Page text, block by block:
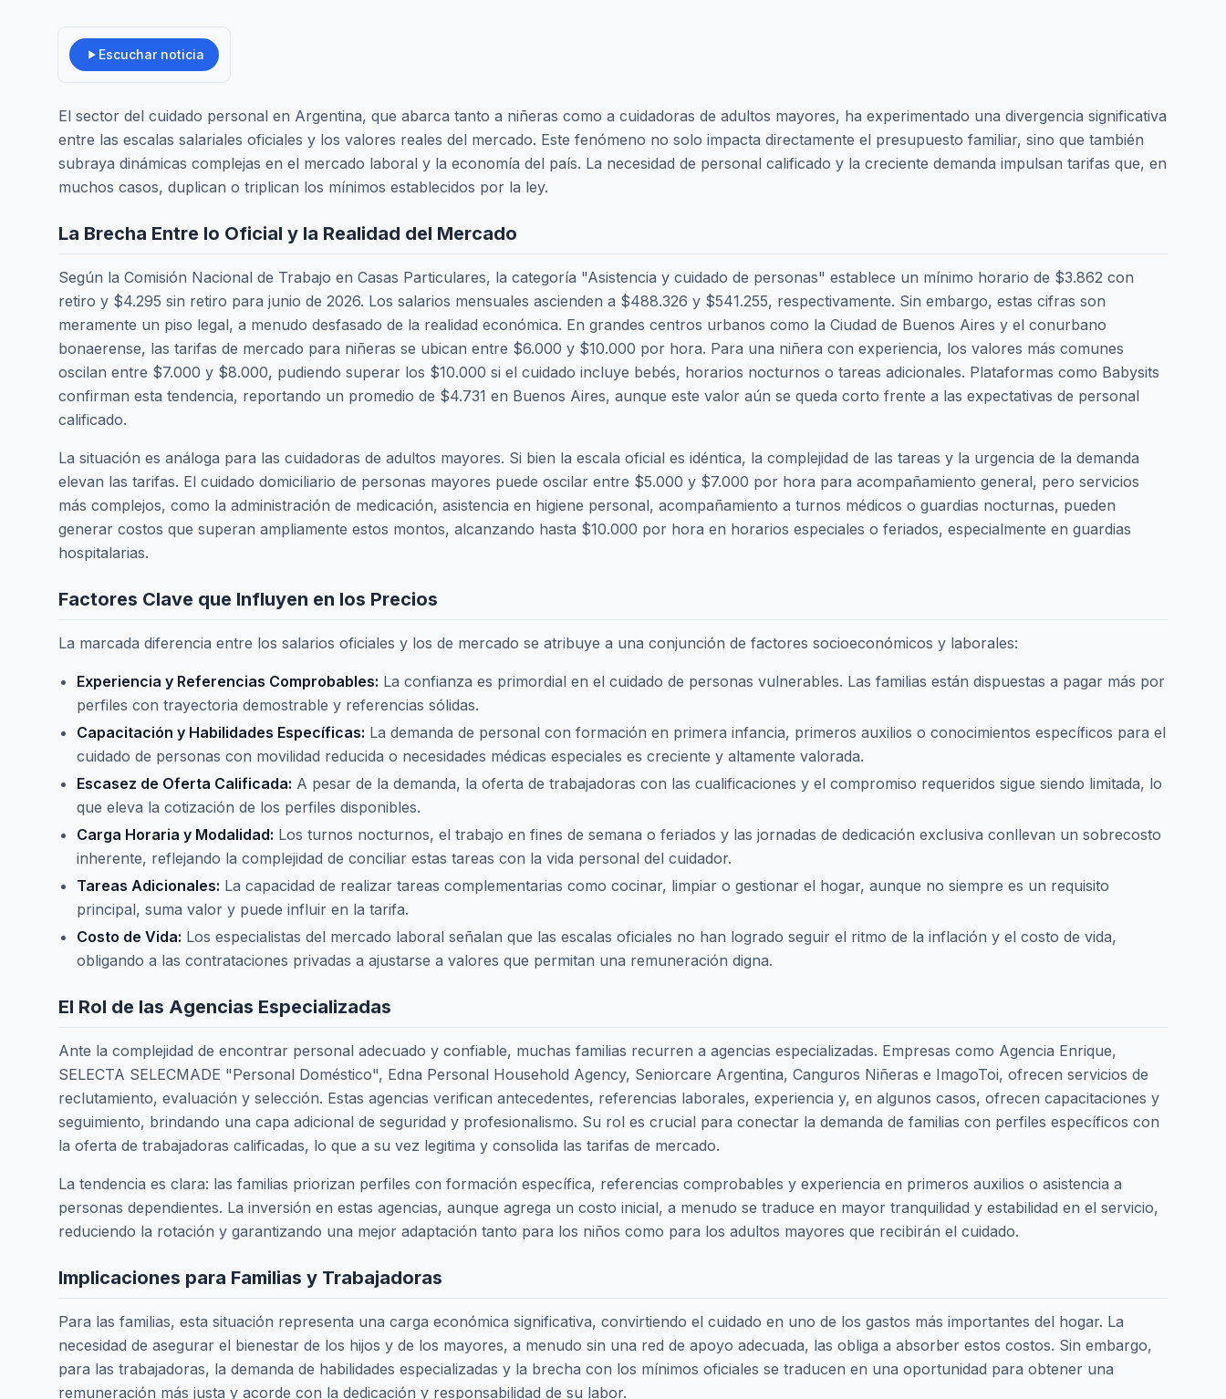
Escuchar noticia
El sector del cuidado personal en Argentina, que abarca tanto a niñeras como a cuidadoras de adultos mayores, ha experimentado una divergencia significativa
entre las escalas salariales oficiales y los valores reales del mercado. Este fenómeno no solo impacta directamente el presupuesto familiar, sino que también
subraya dinámicas complejas en el mercado laboral y la economía del país. La necesidad de personal calificado y la creciente demanda impulsan tarifas que, en
muchos casos, duplican o triplican los mínimos establecidos por la ley.
La Brecha Entre lo Oficial y la Realidad del Mercado
Según la Comisión Nacional de Trabajo en Casas Particulares, la categoría "Asistencia y cuidado de personas" establece un mínimo horario de $3.862 con
retiro y $4.295 sin retiro para junio de 2026. Los salarios mensuales ascienden a $488.326 y $541.255, respectivamente. Sin embargo, estas cifras son
meramente un piso legal, a menudo desfasado de la realidad económica. En grandes centros urbanos como la Ciudad de Buenos Aires y el conurbano
bonaerense, las tarifas de mercado para niñeras se ubican entre $6.000 y $10.000 por hora. Para una niñera con experiencia, los valores más comunes
oscilan entre $7.000 y $8.000, pudiendo superar los $10.000 si el cuidado incluye bebés, horarios nocturnos o tareas adicionales. Plataformas como Babysits
confirman esta tendencia, reportando un promedio de $4.731 en Buenos Aires, aunque este valor aún se queda corto frente a las expectativas de personal
calificado.
La situación es análoga para las cuidadoras de adultos mayores. Si bien la escala oficial es idéntica, la complejidad de las tareas y la urgencia de la demanda
elevan las tarifas. El cuidado domiciliario de personas mayores puede oscilar entre $5.000 y $7.000 por hora para acompañamiento general, pero servicios
más complejos, como la administración de medicación, asistencia en higiene personal, acompañamiento a turnos médicos o guardias nocturnas, pueden
generar costos que superan ampliamente estos montos, alcanzando hasta $10.000 por hora en horarios especiales o feriados, especialmente en guardias
hospitalarias.
Factores Clave que Influyen en los Precios
La marcada diferencia entre los salarios oficiales y los de mercado se atribuye a una conjunción de factores socioeconómicos y laborales:
Experiencia y Referencias Comprobables: La confianza es primordial en el cuidado de personas vulnerables. Las familias están dispuestas a pagar más por
perfiles con trayectoria demostrable y referencias sólidas.
Capacitación y Habilidades Específicas: La demanda de personal con formación en primera infancia, primeros auxilios o conocimientos específicos para el
cuidado de personas con movilidad reducida o necesidades médicas especiales es creciente y altamente valorada.
Escasez de Oferta Calificada: A pesar de la demanda, la oferta de trabajadoras con las cualificaciones y el compromiso requeridos sigue siendo limitada, lo
que eleva la cotización de los perfiles disponibles.
Carga Horaria y Modalidad: Los turnos nocturnos, el trabajo en fines de semana o feriados y las jornadas de dedicación exclusiva conllevan un sobrecosto
inherente, reflejando la complejidad de conciliar estas tareas con la vida personal del cuidador.
Tareas Adicionales: La capacidad de realizar tareas complementarias como cocinar, limpiar o gestionar el hogar, aunque no siempre es un requisito
principal, suma valor y puede influir en la tarifa.
Costo de Vida: Los especialistas del mercado laboral señalan que las escalas oficiales no han logrado seguir el ritmo de la inflación y el costo de vida,
obligando a las contrataciones privadas a ajustarse a valores que permitan una remuneración digna.
El Rol de las Agencias Especializadas
Ante la complejidad de encontrar personal adecuado y confiable, muchas familias recurren a agencias especializadas. Empresas como Agencia Enrique,
SELECTA SELECMADE "Personal Doméstico", Edna Personal Household Agency, Seniorcare Argentina, Canguros Niñeras e ImagoToi, ofrecen servicios de
reclutamiento, evaluación y selección. Estas agencias verifican antecedentes, referencias laborales, experiencia y, en algunos casos, ofrecen capacitaciones y
seguimiento, brindando una capa adicional de seguridad y profesionalismo. Su rol es crucial para conectar la demanda de familias con perfiles específicos con
la oferta de trabajadoras calificadas, lo que a su vez legitima y consolida las tarifas de mercado.
La tendencia es clara: las familias priorizan perfiles con formación específica, referencias comprobables y experiencia en primeros auxilios o asistencia a
personas dependientes. La inversión en estas agencias, aunque agrega un costo inicial, a menudo se traduce en mayor tranquilidad y estabilidad en el servicio,
reduciendo la rotación y garantizando una mejor adaptación tanto para los niños como para los adultos mayores que recibirán el cuidado.
Implicaciones para Familias y Trabajadoras
Para las familias, esta situación representa una carga económica significativa, convirtiendo el cuidado en uno de los gastos más importantes del hogar. La
necesidad de asegurar el bienestar de los hijos y de los mayores, a menudo sin una red de apoyo adecuada, las obliga a absorber estos costos. Sin embargo,
para las trabajadoras, la demanda de habilidades especializadas y la brecha con los mínimos oficiales se traducen en una oportunidad para obtener una
remuneración más justa y acorde con la dedicación y responsabilidad de su labor.